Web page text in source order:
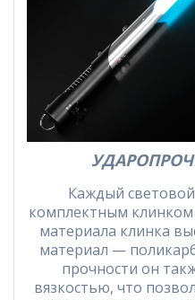
Каждый световой
комплектным клинком
материала клинка
материал —
прочности он
вязкостью, что